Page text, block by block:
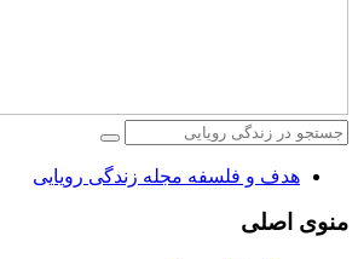
هدف و فلسفه مجله زندگی رویایی
منوی اصلی